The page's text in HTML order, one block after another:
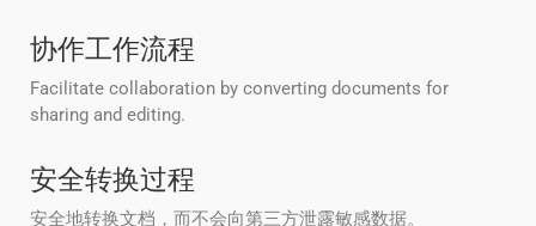
协作工作流程
Facilitate collaboration by converting documents for
sharing and editing.
安全转换过程
安全地转换文档，而不会向第三方泄露敏感数据。